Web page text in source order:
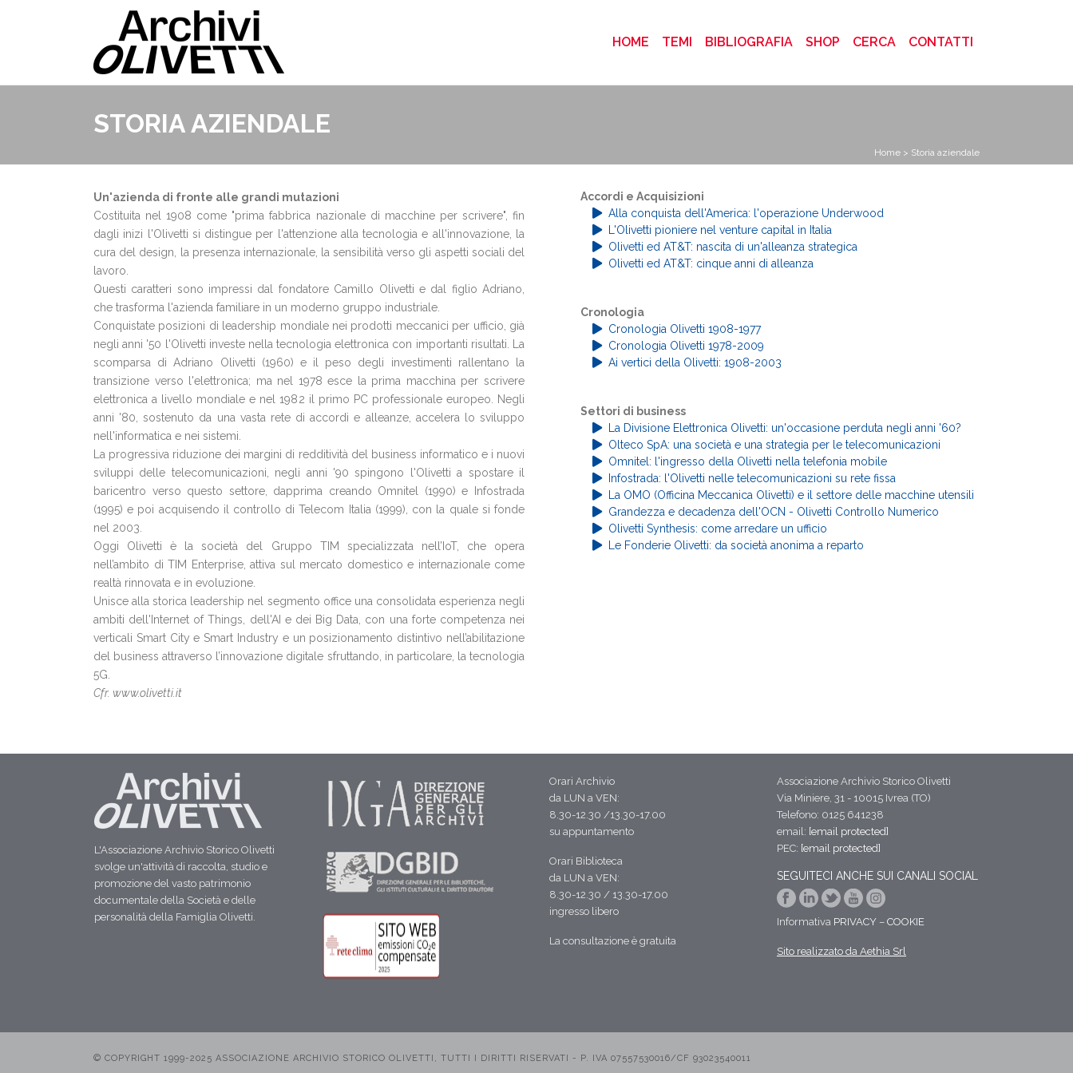
HOME (CURRENT)
TEMI BIBLIOGRAFIA SHOP CERCA CONTATTI
STORIA AZIENDALE
Home > Storia aziendale
Un'azienda di fronte alle grandi mutazioni
Costituita nel 1908 come "prima fabbrica nazionale di macchine per scrivere", fin
dagli inizi l'Olivetti si distingue per l'attenzione alla tecnologia e all'innovazione, la
cura del design, la presenza internazionale, la sensibilità verso gli aspetti sociali del
lavoro.
Questi caratteri sono impressi dal fondatore Camillo Olivetti e dal figlio Adriano,
che trasforma l'azienda familiare in un moderno gruppo industriale.
Conquistate posizioni di leadership mondiale nei prodotti meccanici per ufficio, già
negli anni '50 l'Olivetti investe nella tecnologia elettronica con importanti risultati. La
scomparsa di Adriano Olivetti (1960) e il peso degli investimenti rallentano la
transizione verso l'elettronica; ma nel 1978 esce la prima macchina per scrivere
elettronica a livello mondiale e nel 1982 il primo PC professionale europeo. Negli
anni '80, sostenuto da una vasta rete di accordi e alleanze, accelera lo sviluppo
nell'informatica e nei sistemi.
La progressiva riduzione dei margini di redditività del business informatico e i nuovi
sviluppi delle telecomunicazioni, negli anni '90 spingono l'Olivetti a spostare il
baricentro verso questo settore, dapprima creando Omnitel (1990) e Infostrada
(1995) e poi acquisendo il controllo di Telecom Italia (1999), con la quale si fonde
nel 2003.
Oggi Olivetti è la società del Gruppo TIM specializzata nell’IoT, che opera
nell’ambito di TIM Enterprise, attiva sul mercato domestico e internazionale come
realtà rinnovata e in evoluzione.
Unisce alla storica leadership nel segmento office una consolidata esperienza negli
ambiti dell'Internet of Things, dell'AI e dei Big Data, con una forte competenza nei
verticali Smart City e Smart Industry e un posizionamento distintivo nell’abilitazione
del business attraverso l’innovazione digitale sfruttando, in particolare, la tecnologia
5G.
Cfr. www.olivetti.it
Accordi e Acquisizioni
Alla conquista dell'America: l'operazione Underwood
L'Olivetti pioniere nel venture capital in Italia
Olivetti ed AT&T: nascita di un'alleanza strategica
Olivetti ed AT&T: cinque anni di alleanza
Cronologia
Cronologia Olivetti 1908-1977
Cronologia Olivetti 1978-2009
Ai vertici della Olivetti: 1908-2003
Settori di business
La Divisione Elettronica Olivetti: un'occasione perduta negli anni '60?
Olteco SpA: una società e una strategia per le telecomunicazioni
Omnitel: l'ingresso della Olivetti nella telefonia mobile
Infostrada: l'Olivetti nelle telecomunicazioni su rete fissa
La OMO (Officina Meccanica Olivetti) e il settore delle macchine utensili
Grandezza e decadenza dell'OCN - Olivetti Controllo Numerico
Olivetti Synthesis: come arredare un ufficio
Le Fonderie Olivetti: da società anonima a reparto
L'Associazione Archivio Storico Olivetti
svolge un'attività di raccolta, studio e
promozione del vasto patrimonio
documentale della Società e delle
personalità della Famiglia Olivetti.
Orari Archivio
da LUN a VEN:
8.30-12.30 /13.30-17.00
su appuntamento
Orari Biblioteca
da LUN a VEN:
8.30-12.30 / 13.30-17.00
ingresso libero
La consultazione è gratuita
Associazione Archivio Storico Olivetti
Via Miniere, 31 - 10015 Ivrea (TO)
Telefono: 0125 641238
email: [email protected]
PEC: [email protected]
SEGUITECI ANCHE SUI CANALI SOCIAL
Informativa PRIVACY – COOKIE
Sito realizzato da Aethia Srl
© COPYRIGHT 1999-2025 ASSOCIAZIONE ARCHIVIO STORICO OLIVETTI, TUTTI I DIRITTI RISERVATI - P. IVA 07557530016/CF 93023540011